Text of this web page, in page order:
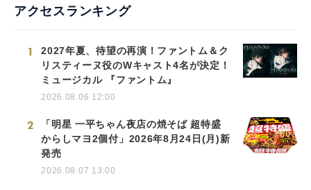
アクセスランキング
1
2027年夏、待望の再演！ファントム＆ク
リスティーヌ役のWキャスト4名が決定！
ミュージカル 『ファントム』
2026.08.06 12:00
2
「明星 一平ちゃん夜店の焼そば 超特盛
からしマヨ2個付」2026年8月24日(月)新
発売
2026.08.07 13:00